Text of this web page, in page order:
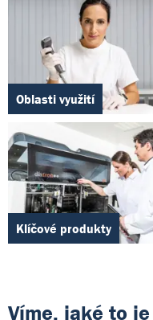
Oblasti využití
Klíčové produkty
Víme, jaké to